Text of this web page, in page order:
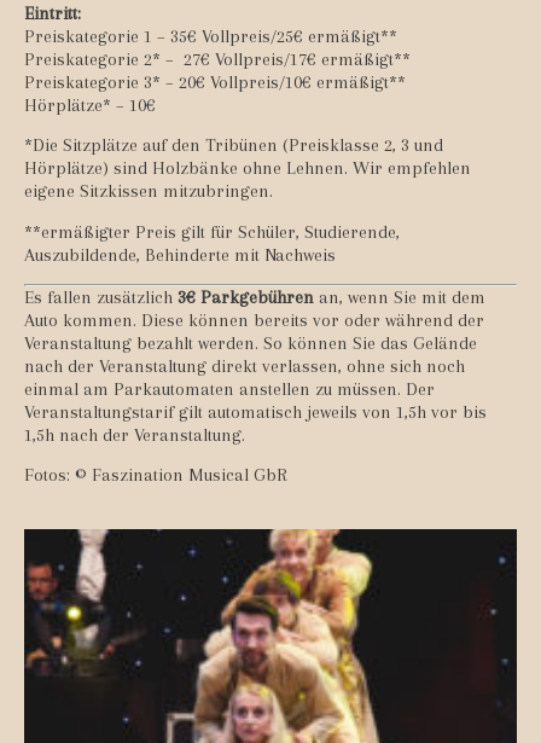
Eintritt:
Preiskategorie 1 – 35€ Vollpreis/25€ ermäßigt**
Preiskategorie 2* – 27€ Vollpreis/17€ ermäßigt**
Preiskategorie 3* – 20€ Vollpreis/10€ ermäßigt**
Hörplätze* – 10€
*Die Sitzplätze auf den Tribünen (Preisklasse 2, 3 und
Hörplätze) sind Holzbänke ohne Lehnen. Wir empfehlen
eigene Sitzkissen mitzubringen.
**ermäßigter Preis gilt für Schüler, Studierende,
Auszubildende, Behinderte mit Nachweis
Es fallen zusätzlich 3€ Parkgebühren an, wenn Sie mit dem
Auto kommen. Diese können bereits vor oder während der
Veranstaltung bezahlt werden. So können Sie das Gelände
nach der Veranstaltung direkt verlassen, ohne sich noch
einmal am Parkautomaten anstellen zu müssen. Der
Veranstaltungstarif gilt automatisch jeweils von 1,5h vor bis
1,5h nach der Veranstaltung.
Fotos: © Faszination Musical GbR